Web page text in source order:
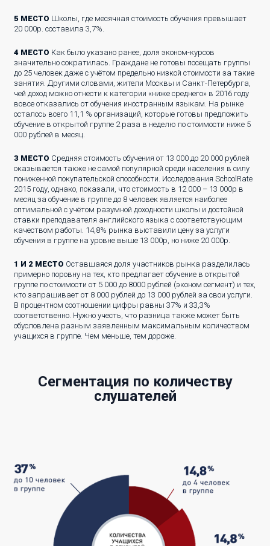
5 МЕСТО Школы, где месячная стоимость обучения превышает
20 000р. составила 3,7%.
4 МЕСТО Как было указано ранее, доля эконом-курсов
значительно сократилась. Граждане не готовы посещать группы
до 25 человек даже с учётом предельно низкой стоимости за такие
занятия. Другими словами, жители Москвы и Санкт-Петербурга,
чей доход можно отнести к категории «ниже среднего» в 2016 году
вовсе отказались от обучения иностранным языкам. На рынке
осталось всего 11,1 % организаций, которые готовы предложить
обучение в открытой группе 2 раза в неделю по стоимости ниже 5
000 рублей в месяц.
3 МЕСТО Средняя стоимость обучения от 13 000 до 20 000 рублей
оказывается также не самой популярной среди населения в силу
пониженной покупательской способности. Исследования SchoolRate
2015 году, однако, показали, что стоимость в 12 000 – 13 000р в
месяц за обучение в группе до 8 человек является наиболее
оптимальной с учётом разумной доходности школы и достойной
ставки преподавателя английского языка с соответствующим
качеством работы. 14,8% рынка выставили цену за услуги
обучения в группе на уровне выше 13 000р, но ниже 20 000р.
1 И 2 МЕСТО Оставшаяся доля участников рынка разделилась
примерно поровну на тех, кто предлагает обучение в открытой
группе по стоимости от 5 000 до 8000 рублей (эконом сегмент) и тех,
кто запрашивает от 8 000 рублей до 13 000 рублей за свои услуги.
В процентном соотношении цифры равны 37% и 33,3%
соответственно. Нужно учесть, что разница также может быть
обусловлена разным заявленным максимальным количеством
учащихся в группе. Чем меньше, тем дороже.
Сегментация по количеству
слушателей